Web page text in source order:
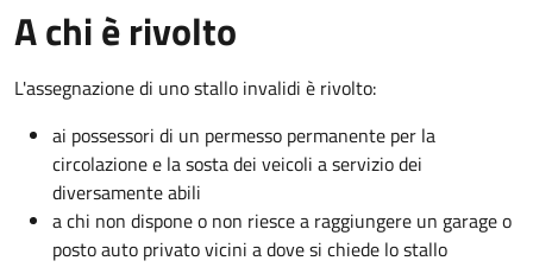
A chi è rivolto
L'assegnazione di uno stallo invalidi è rivolto:
ai possessori di un permesso permanente per la
circolazione e la sosta dei veicoli a servizio dei
diversamente abili
a chi non dispone o non riesce a raggiungere un garage o
posto auto privato vicini a dove si chiede lo stallo